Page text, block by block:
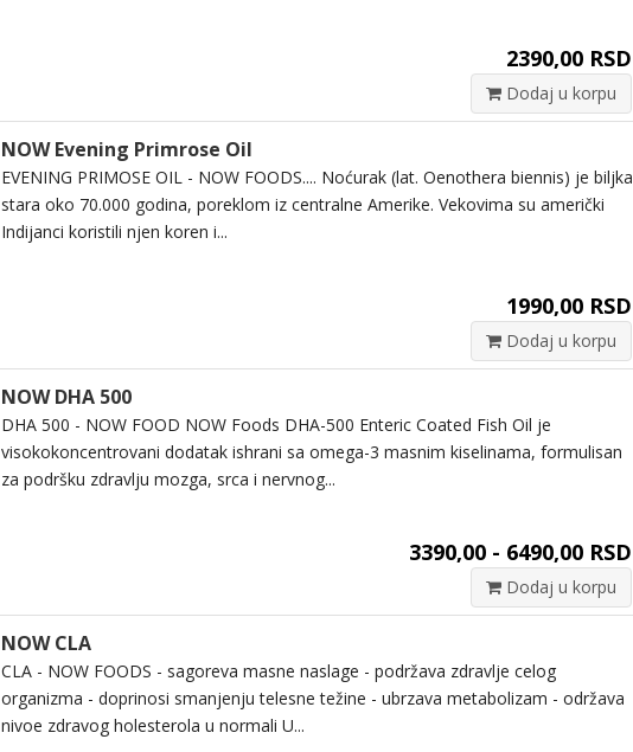
2390,00 RSD
Dodaj u korpu
NOW Evening Primrose Oil
EVENING PRIMOSE OIL - NOW FOODS.... Noćurak (lat. Oenothera biennis) je biljka
stara oko 70.000 godina, poreklom iz centralne Amerike. Vekovima su američki
Indijanci koristili njen koren i...
1990,00 RSD
Dodaj u korpu
NOW DHA 500
DHA 500 - NOW FOOD NOW Foods DHA-500 Enteric Coated Fish Oil je
visokokoncentrovani dodatak ishrani sa omega-3 masnim kiselinama, formulisan
za podršku zdravlju mozga, srca i nervnog...
3390,00 - 6490,00 RSD
Dodaj u korpu
NOW CLA
CLA - NOW FOODS - sagoreva masne naslage - podržava zdravlje celog
organizma - doprinosi smanjenju telesne težine - ubrzava metabolizam - održava
nivoe zdravog holesterola u normali U...